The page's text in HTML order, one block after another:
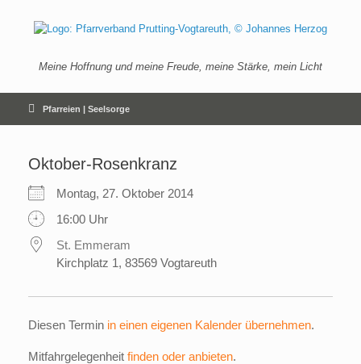
springen
Meine Hoffnung und meine Freude, meine Stärke, mein Licht
Pfarreien | Seelsorge
Oktober-Rosenkranz
Montag, 27. Oktober 2014
16:00 Uhr
St. Emmeram
Kirchplatz 1, 83569 Vogtareuth
Diesen Termin in einen eigenen Kalender übernehmen.
Mitfahrgelegenheit finden oder anbieten.